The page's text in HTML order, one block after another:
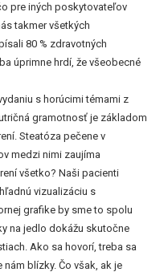
pre iných poskytovateľov
takmer všetkých
80 % zdravotných
úprimne hrdí, že všeobecné
s horúcimi témami z
gramotnosť je základom
Steatóza pečene v
medzi nimi zaujíma
všetko? Naši pacienti
vizualizáciu s
grafike by sme to spolu
na jedlo dokážu skutočne
Ako sa hovorí, treba sa
blízky. Čo však, ak je